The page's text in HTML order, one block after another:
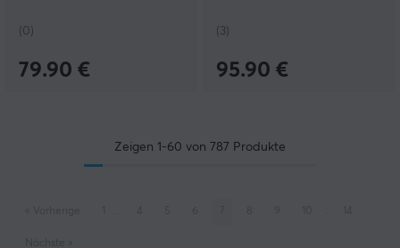
(0)
79.90 €
(3)
95.90 €
Zeigen 1-60 von 787 Produkte